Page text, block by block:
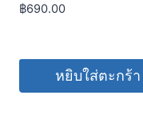
฿690.00
หยิบใส่ตะกร้า